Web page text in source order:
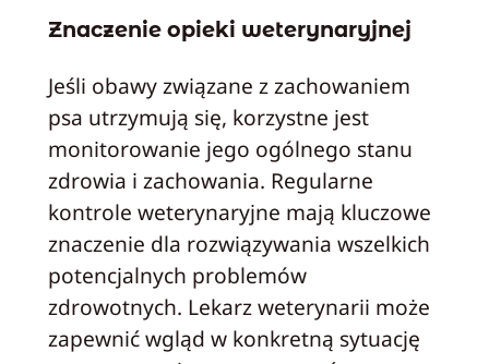
Znaczenie opieki weterynaryjnej
Jeśli obawy związane z zachowaniem
psa utrzymują się, korzystne jest
monitorowanie jego ogólnego stanu
zdrowia i zachowania. Regularne
kontrole weterynaryjne mają kluczowe
znaczenie dla rozwiązywania wszelkich
potencjalnych problemów
zdrowotnych. Lekarz weterynarii może
zapewnić wgląd w konkretną sytuację